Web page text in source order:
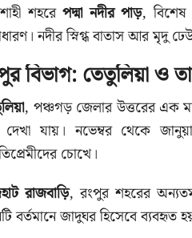
শহরেপদ্মা নদীর পাড়, বিশেষ
নদীর স্নিগ্ধ বাতাস আর মৃদু
বিভাগ: তেতুলিয়া ও
, পঞ্চগড় জেলার উত্তরের এক
দেখা যায়। নভেম্বর থেকে
চোখে।
রাজবাড়ি, রংপুর শহরের অন্যতম
বর্তমানে জাদুঘর হিসেবে ব্যবহৃত